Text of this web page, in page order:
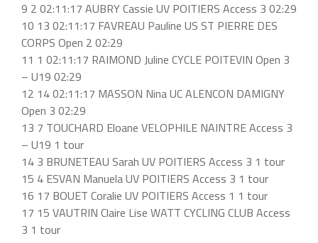
9 2 02:11:17 AUBRY Cassie UV POITIERS Access 3 02:29
10 13 02:11:17 FAVREAU Pauline US ST PIERRE DES
CORPS Open 2 02:29
11 1 02:11:17 RAIMOND Juline CYCLE POITEVIN Open 3
– U19 02:29
12 14 02:11:17 MASSON Nina UC ALENCON DAMIGNY
Open 3 02:29
13 7 TOUCHARD Eloane VELOPHILE NAINTRE Access 3
– U19 1 tour
14 3 BRUNETEAU Sarah UV POITIERS Access 3 1 tour
15 4 ESVAN Manuela UV POITIERS Access 3 1 tour
16 17 BOUET Coralie UV POITIERS Access 1 1 tour
17 15 VAUTRIN Claire Lise WATT CYCLING CLUB Access
3 1 tour